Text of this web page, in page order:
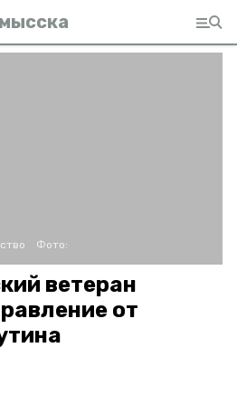
Фото:
ветеран
от